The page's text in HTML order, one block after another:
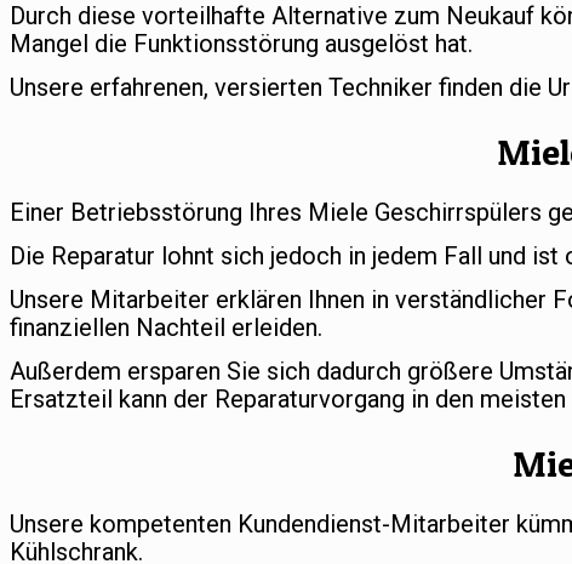
Durch diese vorteilhafte Alternative zum Neukauf
Mangel die Funktionsstörung ausgelöst hat.
Unsere erfahrenen, versierten Techniker finden die
Einer Betriebsstörung Ihres Miele Geschirrspülers
Die Reparatur lohnt sich jedoch in jedem Fall und
Unsere Mitarbeiter erklären Ihnen in verständlicher
finanziellen Nachteil erleiden.
Außerdem ersparen Sie sich dadurch größere
Ersatzteil kann der Reparaturvorgang in den
Unsere kompetenten Kundendienst-Mitarbeiter
Kühlschrank.